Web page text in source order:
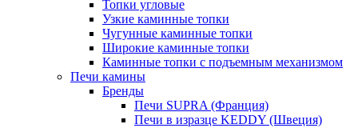
Топки угловые
Узкие каминные топки
Чугунные каминные топки
Широкие каминные топки
Каминные топки с подъемным механизмом
Печи камины
Бренды
Печи SUPRA (Франция)
Печи в изразце KEDDY (Швеция)